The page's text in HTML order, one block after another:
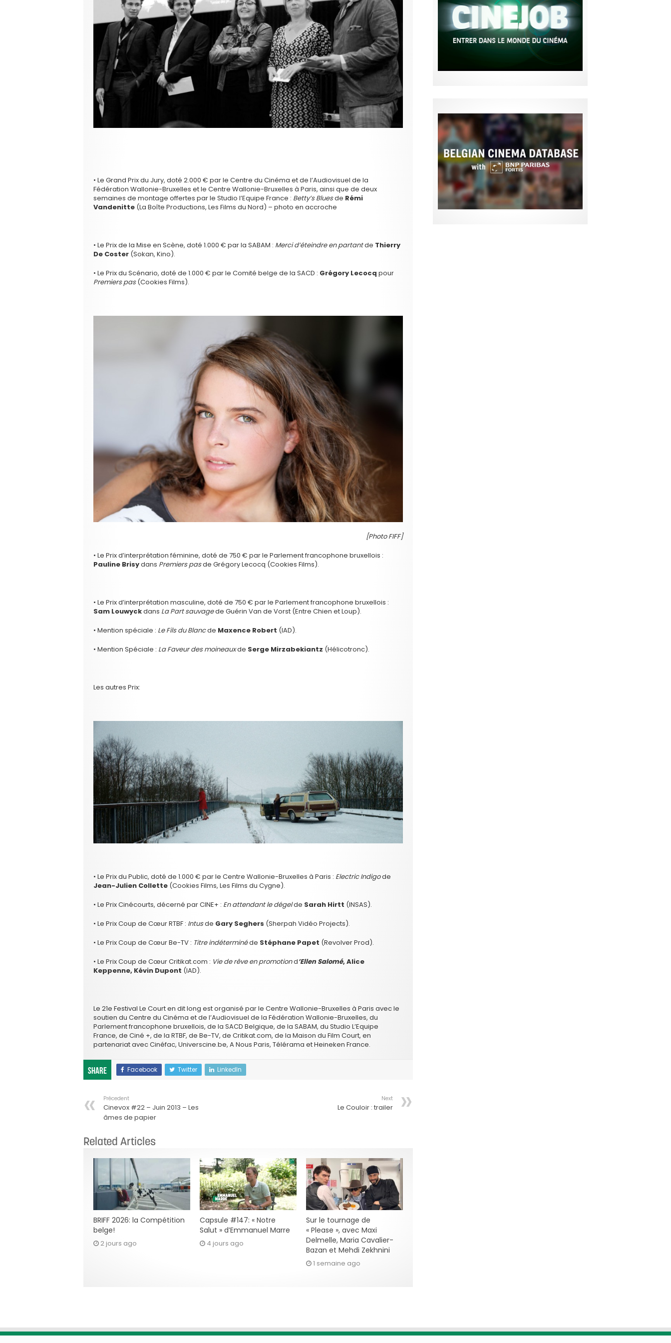
• Le Grand Prix du Jury, doté 2.000 € par le Centre du Cinéma et de l’Audiovisuel de la
Fédération Wallonie-Bruxelles et le Centre Wallonie-Bruxelles à Paris, ainsi que de deux
semaines de montage offertes par le Studio l’Equipe France : Betty’s Bluesde Rémi
Vandenitte (La Boîte Productions, Les Films du Nord) – photo en accroche
• Le Prix de la Mise en Scène, doté 1.000 € par la SABAM : Merci d’éteindre en partantde Thierry
De Coster (Sokan, Kino).
• Le Prix du Scénario, doté de 1.000 € par le Comité belge de la SACD : Grégory Lecocq pour
Premiers pas(Cookies Films).
[Photo FIFF]
• Le Prix d’interprétation féminine, doté de 750 € par le Parlement francophone bruxellois :
Pauline Brisydans Premiers pasde Grégory Lecocq (Cookies Films).
• Le Prix d’interprétation masculine, doté de 750 € par le Parlement francophone bruxellois :
Sam Louwyckdans La Part sauvagede Guérin Van de Vorst (Entre Chien et Loup).
• Mention spéciale : Le Fils du Blancde Maxence Robert (IAD).
• Mention Spéciale : La Faveur des moineauxde Serge Mirzabekiantz (Hélicotronc).
Les autres Prix:
• Le Prix du Public, doté de 1.000 € par le Centre Wallonie-Bruxelles à Paris : Electric Indigode
Jean-Julien Collette (Cookies Films, Les Films du Cygne).
• Le Prix Cinécourts, décerné par CINE+ : En attendant le dégelde Sarah Hirtt (INSAS).
• Le Prix Coup de Cœur RTBF : Intusde Gary Seghers (Sherpah Vidéo Projects).
• Le Prix Coup de Cœur Be-TV : Titre indéterminéde Stéphane Papet (Revolver Prod).
• Le Prix Coup de Cœur Critikat.com : Vie de rêve en promotiond’Ellen Salomé, Alice
Keppenne, Kévin Dupont (IAD).
Le 21e Festival Le Court en dit long est organisé par le Centre Wallonie-Bruxelles à Paris avec le
soutien du Centre du Cinéma et de l’Audiovisuel de la Fédération Wallonie-Bruxelles, du
Parlement francophone bruxellois, de la SACD Belgique, de la SABAM, du Studio L’Equipe
France, de Ciné +, de la RTBF, de Be-TV, de Critikat.com, de la Maison du Film Court, en
partenariat avec Cinéfac, Universcine.be, A Nous Paris, Télérama et Heineken France.
Share Facebook Twitter LinkedIn
Précedent
Cinevox #22 – Juin 2013 – Les
âmes de papier
Next
Le Couloir : trailer
Related Articles
BRIFF 2026: la Compétition
belge!
2 jours ago
Capsule #147: « Notre
Salut » d’Emmanuel Marre
4 jours ago
Sur le tournage de
« Please », avec Maxi
Delmelle, Maria Cavalier-
Bazan et Mehdi Zekhnini
1 semaine ago